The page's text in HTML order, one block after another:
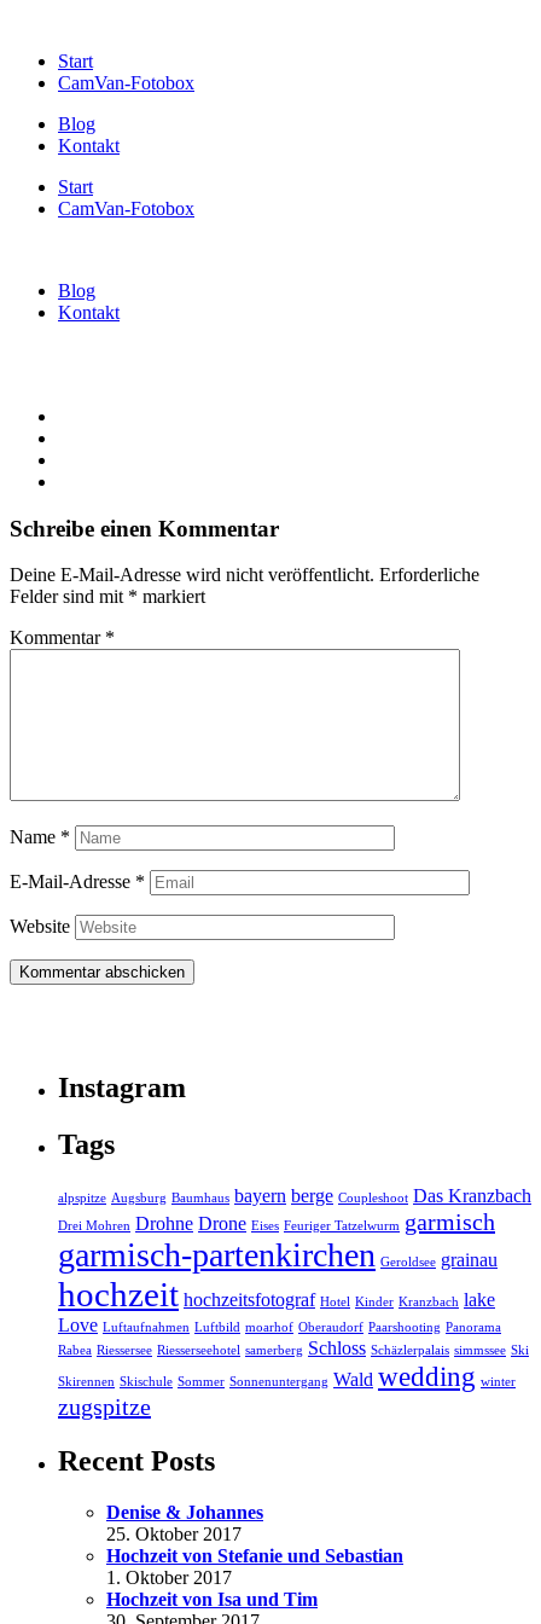
Start
CamVan-Fotobox
Blog
Kontakt
Start
CamVan-Fotobox
Blog
Kontakt
Schreibe einen Kommentar
Deine E-Mail-Adresse wird nicht veröffentlicht. Erforderliche
Felder sind mit * markiert
Kommentar *
Name *
E-Mail-Adresse *
Website
Instagram
Tags
alpspitze Augsburg Baumhaus bayern berge Coupleshoot Das Kranzbach
Drei Mohren Drohne Drone Eises Feuriger Tatzelwurm garmisch
garmisch-partenkirchen Geroldsee grainau
hochzeit hochzeitsfotograf Hotel Kinder Kranzbach lake
Love Luftaufnahmen Luftbild moarhof Oberaudorf Paarshooting Panorama
Rabea Riessersee Riesserseehotel samerberg Schloss Schäzlerpalais simmssee Ski
Skirennen Skischule Sommer Sonnenuntergang Wald wedding winter
zugspitze
Recent Posts
Denise & Johannes
25. Oktober 2017
Hochzeit von Stefanie und Sebastian
1. Oktober 2017
Hochzeit von Isa und Tim